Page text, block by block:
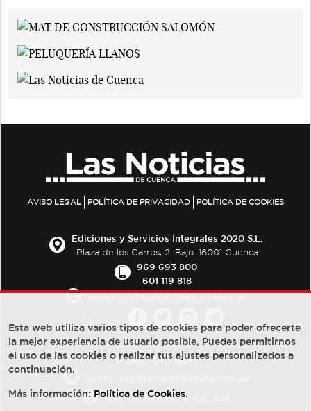
AVISO LEGAL POLÍTICA DE PRIVACIDAD POLÍTICA DE COOKIES
Ediciones y Servicios Integrales 2020 S.L.
Plaza de los Carros, 2. Bajo. 16001 Cuenca
969 693 800
601 119 818
PUBLICIDAD:
684 126 573/670 726 392
Esta web utiliza varios tipos de cookies para poder ofrecerte
la mejor experiencia de usuario posible, Puedes permitirnos
el uso de las cookies o realizar tus ajustes personalizados a
continuación.
Más información: Política de Cookies.